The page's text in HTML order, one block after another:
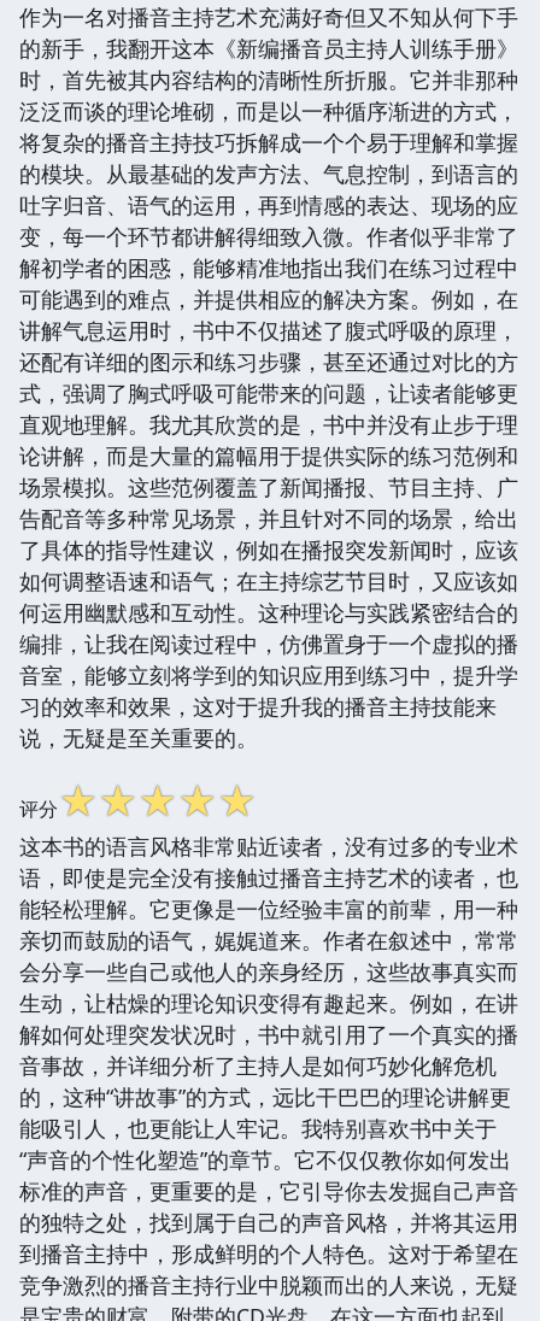
作为一名对播音主持艺术充满好奇但又不知从何下手
的新手，我翻开这本《新编播音员主持人训练手册》
时，首先被其内容结构的清晰性所折服。它并非那种
泛泛而谈的理论堆砌，而是以一种循序渐进的方式，
将复杂的播音主持技巧拆解成一个个易于理解和掌握
的模块。从最基础的发声方法、气息控制，到语言的
吐字归音、语气的运用，再到情感的表达、现场的应
变，每一个环节都讲解得细致入微。作者似乎非常了
解初学者的困惑，能够精准地指出我们在练习过程中
可能遇到的难点，并提供相应的解决方案。例如，在
讲解气息运用时，书中不仅描述了腹式呼吸的原理，
还配有详细的图示和练习步骤，甚至还通过对比的方
式，强调了胸式呼吸可能带来的问题，让读者能够更
直观地理解。我尤其欣赏的是，书中并没有止步于理
论讲解，而是大量的篇幅用于提供实际的练习范例和
场景模拟。这些范例覆盖了新闻播报、节目主持、广
告配音等多种常见场景，并且针对不同的场景，给出
了具体的指导性建议，例如在播报突发新闻时，应该
如何调整语速和语气；在主持综艺节目时，又应该如
何运用幽默感和互动性。这种理论与实践紧密结合的
编排，让我在阅读过程中，仿佛置身于一个虚拟的播
音室，能够立刻将学到的知识应用到练习中，提升学
习的效率和效果，这对于提升我的播音主持技能来
说，无疑是至关重要的。
评分☆☆☆☆☆
这本书的语言风格非常贴近读者，没有过多的专业术
语，即使是完全没有接触过播音主持艺术的读者，也
能轻松理解。它更像是一位经验丰富的前辈，用一种
亲切而鼓励的语气，娓娓道来。作者在叙述中，常常
会分享一些自己或他人的亲身经历，这些故事真实而
生动，让枯燥的理论知识变得有趣起来。例如，在讲
解如何处理突发状况时，书中就引用了一个真实的播
音事故，并详细分析了主持人是如何巧妙化解危机
的，这种“讲故事”的方式，远比干巴巴的理论讲解更
能吸引人，也更能让人牢记。我特别喜欢书中关于
“声音的个性化塑造”的章节。它不仅仅教你如何发出
标准的声音，更重要的是，它引导你去发掘自己声音
的独特之处，找到属于自己的声音风格，并将其运用
到播音主持中，形成鲜明的个人特色。这对于希望在
竞争激烈的播音主持行业中脱颖而出的人来说，无疑